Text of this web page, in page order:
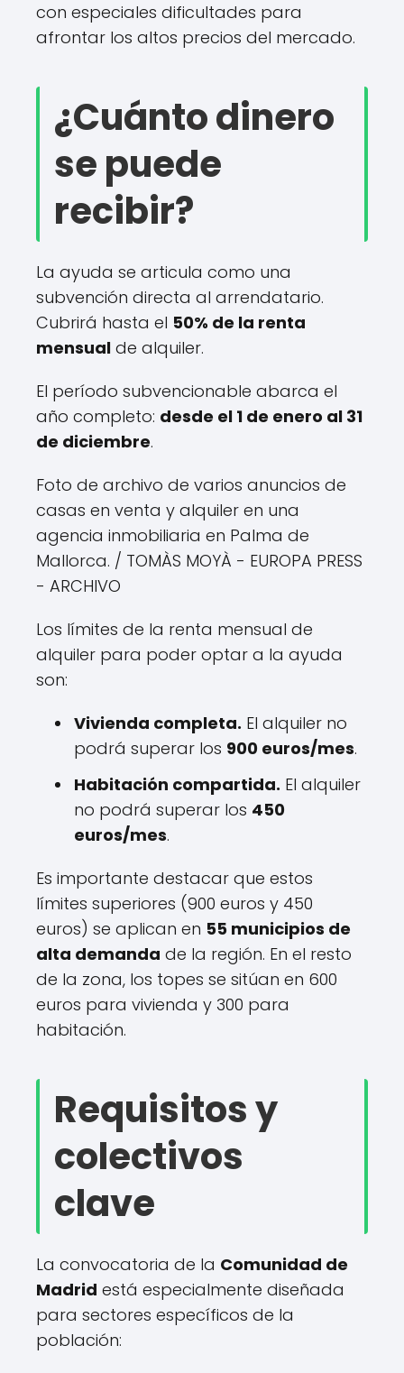
con especiales dificultades para
afrontar los altos precios del mercado.
¿Cuánto dinero
se puede
recibir?
La ayuda se articula como una
subvención directa al arrendatario.
Cubrirá hasta el 50% de la renta
mensual de alquiler.
El período subvencionable abarca el
año completo: desde el 1 de enero al 31
de diciembre.
Foto de archivo de varios anuncios de
casas en venta y alquiler en una
agencia inmobiliaria en Palma de
Mallorca. / TOMÀS MOYÀ - EUROPA PRESS
- ARCHIVO
Los límites de la renta mensual de
alquiler para poder optar a la ayuda
son:
Vivienda completa. El alquiler no
podrá superar los 900 euros/mes.
Habitación compartida. El alquiler
no podrá superar los 450
euros/mes.
Es importante destacar que estos
límites superiores (900 euros y 450
euros) se aplican en 55 municipios de
alta demanda de la región. En el resto
de la zona, los topes se sitúan en 600
euros para vivienda y 300 para
habitación.
Requisitos y
colectivos
clave
La convocatoria de la Comunidad de
Madrid está especialmente diseñada
para sectores específicos de la
población: